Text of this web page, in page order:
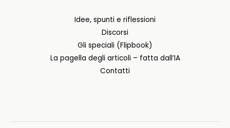
Idee, spunti e riflessioni
Discorsi
Gli speciali (Flipbook)
La pagella degli articoli – fatta dall’IA
Contatti